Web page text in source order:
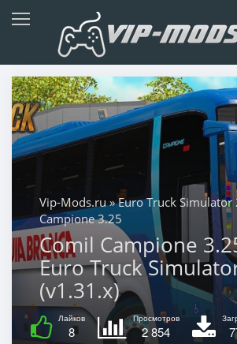
Vip-Mods.ru»Euro Truck Simulator
Campione 3.25
Comil Campione
Euro Truck
(v1.31.x)
Лайков
8
Просмотров
2 854